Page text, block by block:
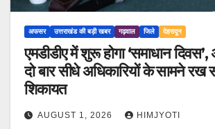
अफसर उत्तराखंड की बड़ी खबर गढ़वाल जिले देहरादून
एमडीडीए में शुरू होगा ‘समाधान
दो बार सीधे अधिकारियों के सामने
शिकायत
AUGUST 1, 2026 HIMJYOTI